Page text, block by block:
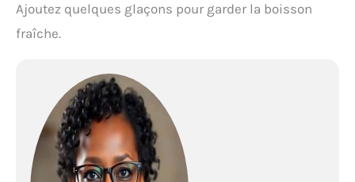
Ajoutez quelques glaçons pour garder la boisson
fraîche.